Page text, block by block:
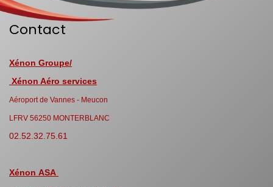
Contact
Xénon Groupe/
Xénon Aéro services
Aéroport de Vannes - Meucon
LFRV 56250 MONTERBLANC
02.52.32.75.61
Xénon ASA